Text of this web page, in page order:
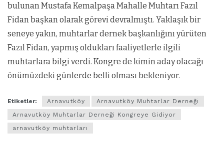
bulunan Mustafa Kemalpaşa Mahalle Muhtarı Fazıl
Fidan başkan olarak görevi devralmıştı. Yaklaşık bir
seneye yakın, muhtarlar dernek başkanlığını yürüten
Fazıl Fidan, yapmış oldukları faaliyetlerle ilgili
muhtarlara bilgi verdi. Kongre de kimin aday olacağı
önümüzdeki günlerde belli olması bekleniyor.
Etiketler: Arnavutköy
Arnavutköy Muhtarlar Derneği
Arnavutköy Muhtarlar Derneği Kongreye Gidiyor
arnavutköy muhtarları